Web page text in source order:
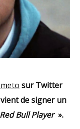
sur Twitter
de signer un
Red Bull Player ».